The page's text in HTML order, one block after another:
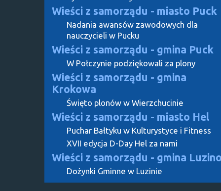
Wieści z samorządu - miasto Puck
Nadania awansów zawodowych dla
nauczycieli w Pucku
Wieści z samorządu - gmina Puck
W Połczynie podziękowali za plony
Wieści z samorządu - gmina
Krokowa
Święto plonów w Wierzchucinie
Wieści z samorządu - miasto Hel
Puchar Bałtyku w Kulturystyce i Fitness
XVII edycja D-Day Hel za nami
Wieści z samorządu - gmina
Dożynki Gminne w Luzinie